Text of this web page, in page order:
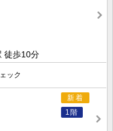
徒歩10分
ック
新着
1階